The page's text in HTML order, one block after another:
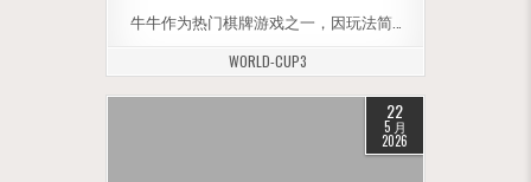
牛牛作为热门棋牌游戏之一，因玩法简…
WORLD-CUP3
22
5 月
2026